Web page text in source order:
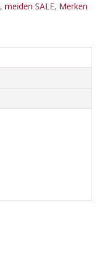
,meiden SALE, Merken